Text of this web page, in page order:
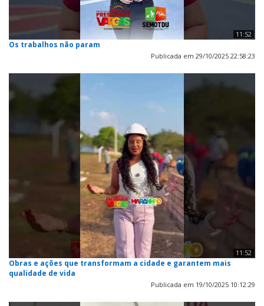
11:52
Os trabalhos não param
Publicada em 29/10/2025 22:58:23
11:52
Obras e ações que transformam a cidade e garantem mais
qualidade de vida
Publicada em 19/10/2025 10:12:29